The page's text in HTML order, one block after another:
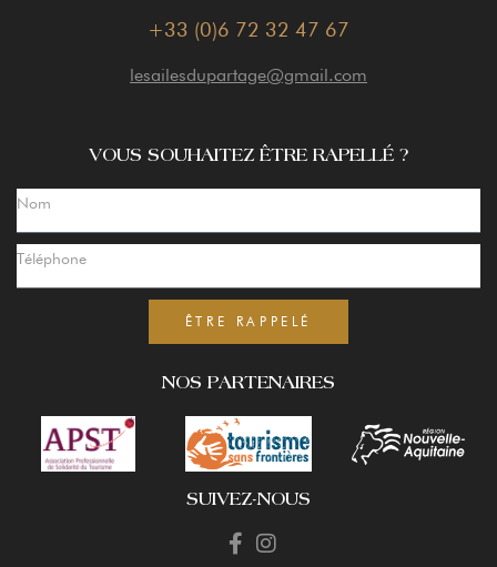
+33 (0)6 72 32 47 67
lesailesdupartage@gmail.com
VOUS SOUHAITEZ ÊTRE RAPELLÉ ?
ÊTRE RAPPELÉ
NOS PARTENAIRES
SUIVEZ-NOUS